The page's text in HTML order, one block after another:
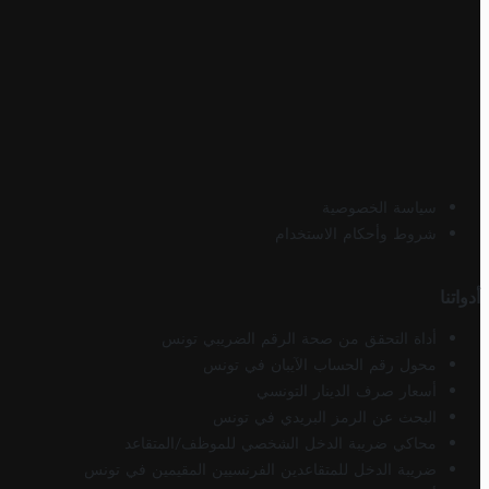
سياسة الخصوصية
شروط وأحكام الاستخدام
أدواتنا
أداة التحقق من صحة الرقم الضريبي تونس
محول رقم الحساب الآيبان في تونس
أسعار صرف الدينار التونسي
البحث عن الرمز البريدي في تونس
محاكي ضريبة الدخل الشخصي للموظف/المتقاعد
ضريبة الدخل للمتقاعدين الفرنسيين المقيمين في تونس